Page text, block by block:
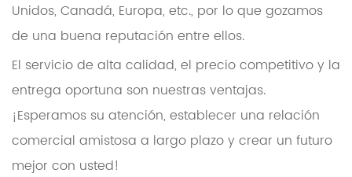
Unidos, Canadá, Europa, etc., por lo que gozamos
de una buena reputación entre ellos.
El servicio de alta calidad, el precio competitivo y la
entrega oportuna son nuestras ventajas.
¡Esperamos su atención, establecer una relación
comercial amistosa a largo plazo y crear un futuro
mejor con usted!